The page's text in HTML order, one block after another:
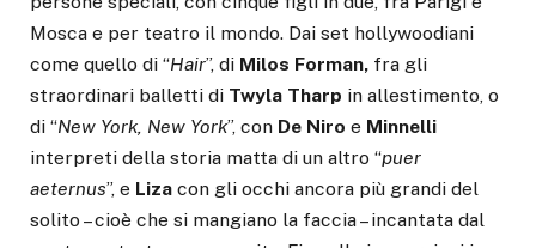
Mosca e per teatro il mondo. Dai set hollywoodiani
come quello di “Hair”, di Milos Forman, fra gli
straordinari balletti di Twyla Tharp in allestimento, o
di “New York, New York”, con De Niro e Minnelli
interpreti della storia matta di un altro “puer
aeternus”, e Liza con gli occhi ancora più grandi del
solito – cioè che si mangiano la faccia – incantata dal